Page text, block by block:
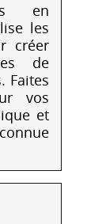
en
les
créer
de
Faites
vos
et